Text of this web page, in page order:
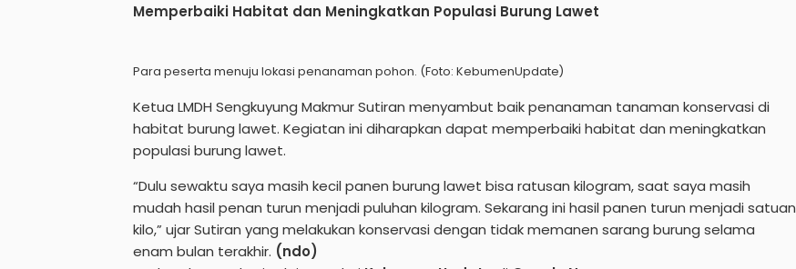
Memperbaiki Habitat dan Meningkatkan Populasi Burung Lawet
Para peserta menuju lokasi penanaman pohon. (Foto: KebumenUpdate)
Ketua LMDH Sengkuyung Makmur Sutiran menyambut baik penanaman tanaman konservasi di
habitat burung lawet. Kegiatan ini diharapkan dapat memperbaiki habitat dan meningkatkan
populasi burung lawet.
“Dulu sewaktu saya masih kecil panen burung lawet bisa ratusan kilogram, saat saya masih
mudah hasil penan turun menjadi puluhan kilogram. Sekarang ini hasil panen turun menjadi satuan
kilo,” ujar Sutiran yang melakukan konservasi dengan tidak memanen sarang burung selama
enam bulan terakhir. (ndo)